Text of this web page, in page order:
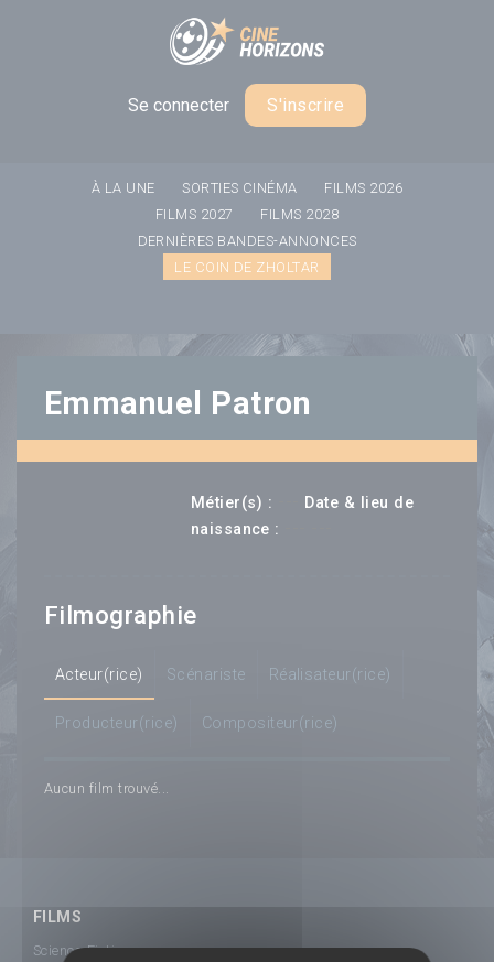
Se connecter S'inscrire
À LA UNE SORTIES CINÉMA
FILMS 2026
FILMS 2027
FILMS 2028
DERNIÈRES BANDES-ANNONCES
LE COIN DE ZHOLTAR
Emmanuel Patron
Métier(s) :
Date & lieu de
naissance :
Filmographie
Acteur(rice) Scénariste Réalisateur(rice)
Producteur(rice) Compositeur(rice)
Aucun film trouvé...
FILMS
Science-Fiction
Panneau de gestion des cookies